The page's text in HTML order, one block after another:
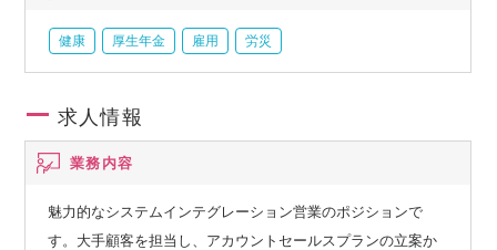
健康 厚生年金 雇用 労災
求人情報
業務内容
魅力的なシステムインテグレーション営業のポジションで
す。大手顧客を担当し、アカウントセールスプランの立案か